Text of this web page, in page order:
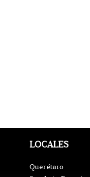
LOCALES
Querétaro